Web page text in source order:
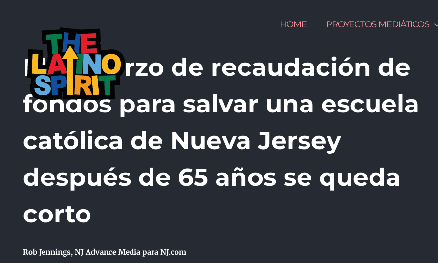
HOME PROYECTOS MEDIÁTICOS
El esfuerzo de recaudación de
fondos para salvar una escuela
católica de Nueva Jersey
después de 65 años se queda
corto
Rob Jennings, NJ Advance Media para NJ.com